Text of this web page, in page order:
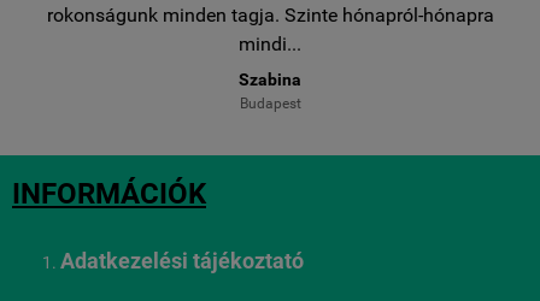
rokonságunk minden tagja. Szinte hónapról-hónapra
mindi...
Szabina
Budapest
INFORMÁCIÓK
Adatkezelési tájékoztató